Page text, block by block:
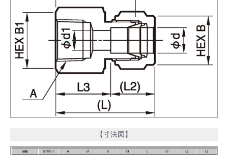
【寸法図】